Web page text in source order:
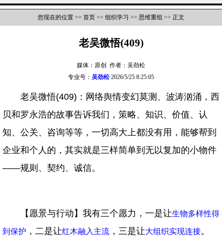
您现在的位置 >> 首页 >> 组织学习 >> 思维重组 >> 正文
老吴微悟(409)
媒体：原创 作者：吴劲松
专业号： 吴劲松2026/5/25 8:25:05
老吴微悟(409)：网络舆情变幻莫测、波涛汹涌，西
贝和罗永浩的故事告诉我们，策略、知识、价值、认
知、公关、咨询等等，一切高大上都没有用，能够帮到
企业和个人的，其实就是三样简单到无以复加的小物件
——规则、契约、诚信。
【愿景与行动】我有三个愿力，一是让生物多样性得
到保护 ，二是让红木融入主流 ，三是让大组织实现连接。